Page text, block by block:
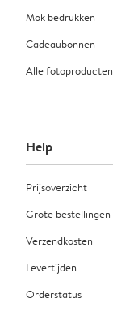
Mok bedrukken
Cadeaubonnen
Alle fotoproducten
Help
Prijsoverzicht
Grote bestellingen
Verzendkosten
Levertijden
Orderstatus